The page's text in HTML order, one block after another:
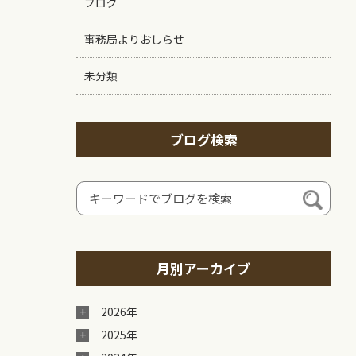
事務局よりおしらせ
未分類
ブログ検索
月別アーカイブ
2026年
2025年